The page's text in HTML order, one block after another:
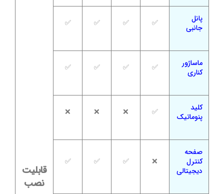
قابلیت
نصب
پانل
جانبی
✅
✅
✅
✅
ماساژور
کناری
✅
✅
✅
✅
کلید
پنوماتیک
✅
❌
❌
❌
صفحه
کنترل
دیجیتالی
❌
✅
✅
✅